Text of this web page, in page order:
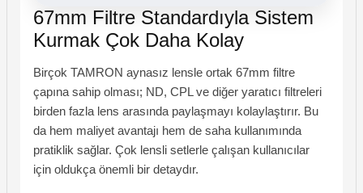
67mm Filtre Standardıyla Sistem
Kurmak Çok Daha Kolay
Birçok TAMRON aynasız lensle ortak 67mm filtre
çapına sahip olması; ND, CPL ve diğer yaratıcı filtreleri
birden fazla lens arasında paylaşmayı kolaylaştırır. Bu
da hem maliyet avantajı hem de saha kullanımında
pratiklik sağlar. Çok lensli setlerle çalışan kullanıcılar
için oldukça önemli bir detaydır.